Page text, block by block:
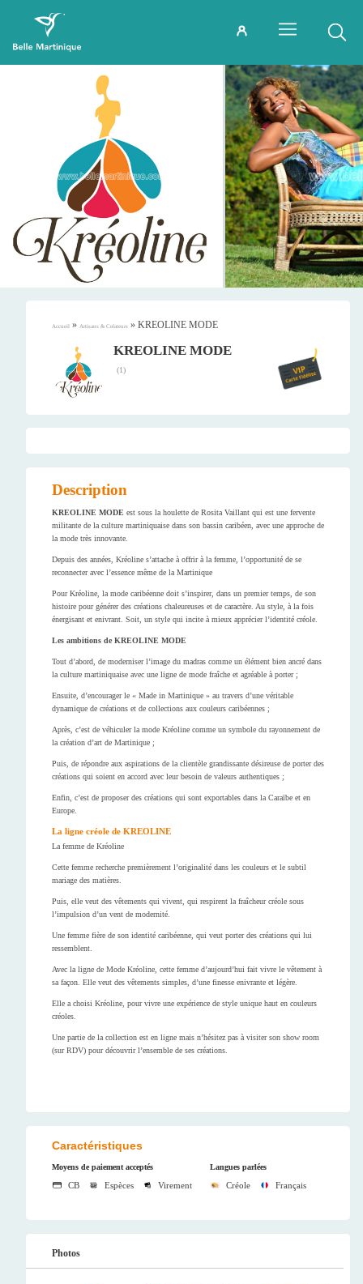
Accueil » Artisans & Créateurs » KREOLINE MODE
KREOLINE MODE
(1)
Description
KREOLINE MODE est sous la houlette de Rosita Vaillant qui est une fervente
militante de la culture martiniquaise dans son bassin caribéen, avec une approche de
la mode très innovante.
Depuis des années, Kréoline s’attache à offrir à la femme, l’opportunité de se
reconnecter avec l’essence même de la Martinique
Pour Kréoline, la mode caribéenne doit s’inspirer, dans un premier temps, de son
histoire pour générer des créations chaleureuses et de caractère. Au style, à la fois
énergisant et enivrant. Soit, un style qui incite à mieux apprécier l’identité créole.
Les ambitions de KREOLINE MODE
Tout d’abord, de moderniser l’image du madras comme un élément bien ancré dans
la culture martiniquaise avec une ligne de mode fraîche et agréable à porter ;
Ensuite, d’encourager le « Made in Martinique » au travers d’une véritable
dynamique de créations et de collections aux couleurs caribéennes ;
Après, c’est de véhiculer la mode Kréoline comme un symbole du rayonnement de
la création d’art de Martinique ;
Puis, de répondre aux aspirations de la clientèle grandissante désireuse de porter des
créations qui soient en accord avec leur besoin de valeurs authentiques ;
Enfin, c’est de proposer des créations qui sont exportables dans la Caraïbe et en
Europe.
La ligne créole de KREOLINE
La femme de Kréoline
Cette femme recherche premièrement l’originalité dans les couleurs et le subtil
mariage des matières.
Puis, elle veut des vêtements qui vivent, qui respirent la fraîcheur créole sous
l’impulsion d’un vent de modernité.
Une femme fière de son identité caribéenne, qui veut porter des créations qui lui
ressemblent.
Avec la ligne de Mode Kréoline, cette femme d’aujourd’hui fait vivre le vêtement à
sa façon. Elle veut des vêtements simples, d’une finesse enivrante et légère.
Elle a choisi Kréoline, pour vivre une expérience de style unique haut en couleurs
créoles.
Une partie de la collection est en ligne mais n’hésitez pas à visiter son show room
(sur RDV) pour découvrir l’ensemble de ses créations.
Caractéristiques
Moyens de paiement acceptés
CB Espèces Virement
Langues parlées
Créole Français
Photos